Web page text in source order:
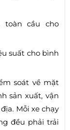
cầu cho
suất cho bình
soát về mặt
sản xuất, vận
Mỗi xe chạy
đều phải trải